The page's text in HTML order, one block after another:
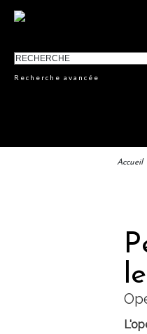
Recherche avancée
Accueil